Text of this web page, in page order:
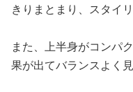
きりまとまり、スタイ
また、上半身がコンパ
果が出てバランスよく見